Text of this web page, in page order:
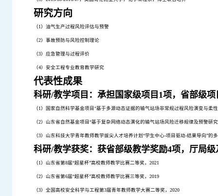
研究方向
（1）油气生产过程风险评估与预警
（2）事故预防与风险控制理论
（3）应急管理与过程评价
（4）安全工程专业教育教学研究
代表性成果
科研/教学项目 ：承担国家级项目 1项，省部级项
（1）国家自然科学基金项目“基于多源动态证据的输气站场非常规过程风险演变与柔
（2）山东省自然基金项目“基于复杂网络动态演化的输气站场风险迁移规律及预警研究
（3）山东科技大学青年教师教学拔尖人才培养计划“学生中心-项目驱动-结果导向”的
科研/教学获奖： 获省部级教学奖励4项，厅局级
（1）山东省第8届“超星杯”高校教师教学比赛二等奖， 2021
（2）山东省第6届“超星杯”高校教师教学比赛三等奖， 2019
（3）全国高校安全科学与工程第3届青年教师教学大赛二等奖， 2020